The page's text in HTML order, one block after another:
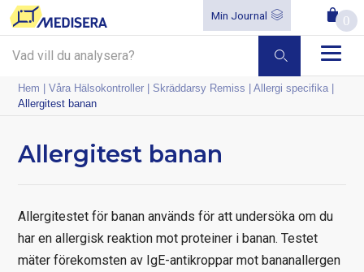
Min Journal 0
Hem |Våra Hälsokontroller | Skräddarsy Remiss |Allergi specifika |
Allergitest banan
Allergitest banan
Allergitestet för banan används för att undersöka om du
har en allergisk reaktion mot proteiner i banan. Testet
mäter förekomsten av IgE-antikroppar mot bananallergen